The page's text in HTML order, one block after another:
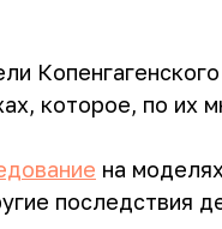
которое, по их
на
последствия